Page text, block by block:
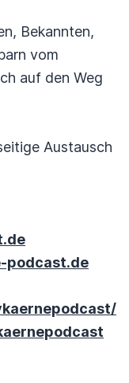
Bekannten,
vom
auf den Weg
Austausch
podcast.de